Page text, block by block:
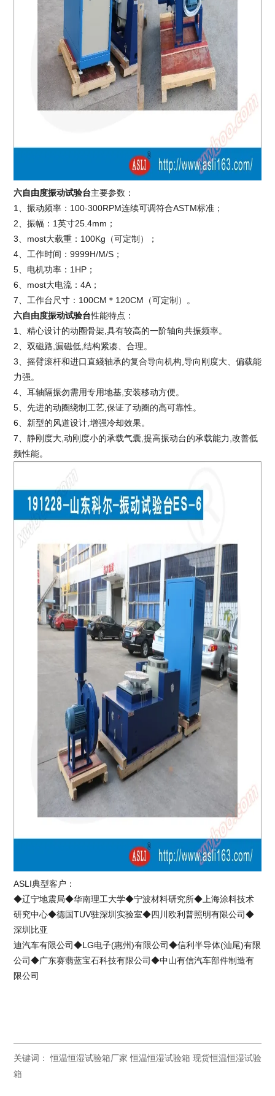
六自由度振动试验台主要参数：
1、振动频率：100-300RPM连续可调符合ASTM标准；
2、振幅：1英寸25.4mm；
3、most大载重：100Kg（可定制）；
4、工作时间：9999H/M/S；
5、电机功率：1HP；
6、most大电流：4A；
7、工作台尺寸：100CM＊120CM（可定制）。
六自由度振动试验台性能特点：
1、精心设计的动圈骨架,具有较高的一阶轴向共振频率。
2、双磁路,漏磁低,结构紧凑、合理。
3、摇臂滚杆和进口直綫轴承的复合导向机构,导向刚度大、偏载能
力强。
4、耳轴隔振勿需用专用地基,安装移动方便。
5、先进的动圈绕制工艺,保证了动圈的高可靠性。
6、新型的风道设计,增强冷却效果。
7、静刚度大,动刚度小的承载气囊,提高振动台的承载能力,改善低
频性能。
ASLI典型客户：
◆辽宁地震局◆华南理工大学◆宁波材料研究所◆上海涂料技术
研究中心◆德国TUV驻深圳实验室◆四川欧利普照明有限公司◆
深圳比亚
迪汽车有限公司◆LG电子(惠州)有限公司◆信利半导体(汕尾)有限
公司◆广东赛翡蓝宝石科技有限公司◆中山有信汽车部件制造有
限公司
关键词：恒温恒湿试验箱厂家 恒温恒湿试验箱 现货恒温恒湿试验
箱